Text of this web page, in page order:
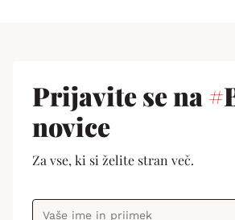
Prijavite se na#
novice
Za vse, ki si želite stran več.